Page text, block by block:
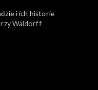
i ich historie
Waldorff